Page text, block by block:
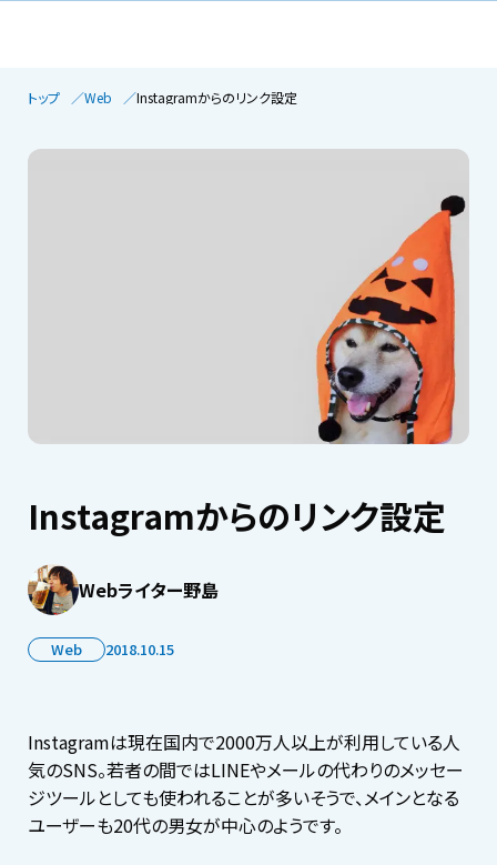
トップ Web Instagramからのリンク設定
Instagramからのリンク設定
Webライター野島
Web 2018.10.15
Instagramは現在国内で2000万人以上が利用している人
気のSNS。若者の間ではLINEやメールの代わりのメッセー
ジツールとしても使われることが多いそうで、メインとなる
ユーザーも20代の男女が中心のようです。